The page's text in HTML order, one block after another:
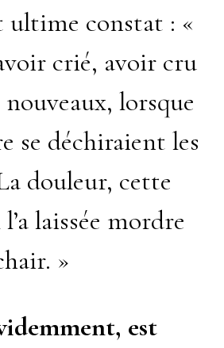
ultime constat : «
crié, avoir cru
lorsque
se déchiraient les
douleur, cette
laissée mordre
»
est